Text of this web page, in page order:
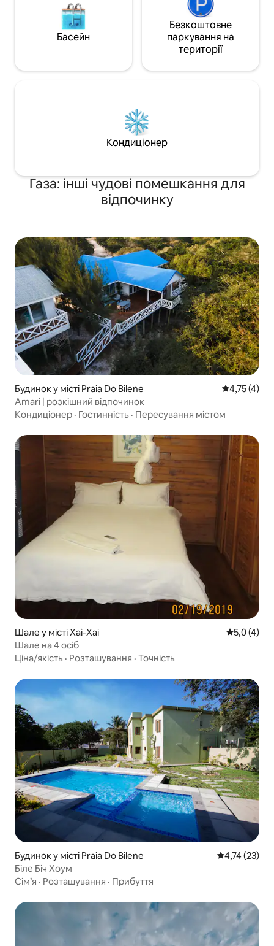
Басейн
Безкоштовне
паркування на
території
Кондиціонер
Газа: інші чудові помешкання для
відпочинку
Будинок у місті Praia Do Bilene Середня
4,75 (4)
Amari | розкішний відпочинок
Кондиціонер · Гостинність · Пересування містом
Шале у місті Xai-Xai Середня
5,0 (4)
Шале на 4 осіб
Ціна/якість · Розташування · Точність
Будинок у місті Praia Do Bilene Середня
4,74 (23)
Біле Біч Хоум
Сім’я · Розташування · Прибуття